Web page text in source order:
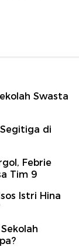
Swasta
di
Febrie
Tim 9
Istri Hina